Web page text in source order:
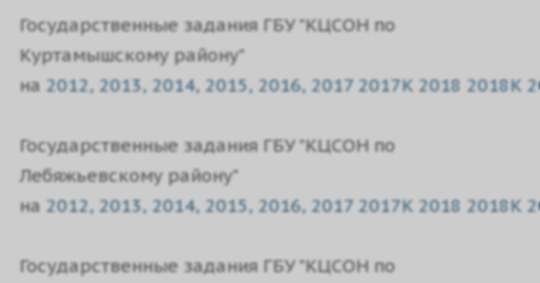
Государственные задания ГБУ "КЦСОН по
Куртамышскому району"
на 2012, 2013, 2014, 2015, 2016, 20172017K 2018 2018K
Государственные задания ГБУ "КЦСОН по
Лебяжьевскому району"
на 2012, 2013, 2014, 2015, 2016, 20172017K 2018 2018K
Государственные задания ГБУ "КЦСОН по